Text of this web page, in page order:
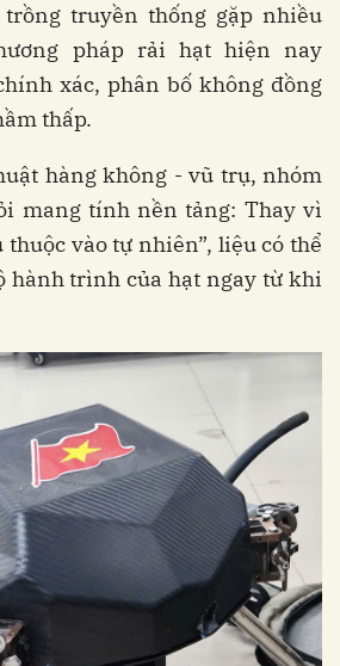
truyền thống gặp nhiều
pháp rải hạt hiện nay
xác, phân bố không đồng
thấp.
hàng không - vũ trụ, nhóm
mang tính nền tảng: Thay vì
thuộc vào tự nhiên”, liệu có thể
hành trình của hạt ngay từ khi